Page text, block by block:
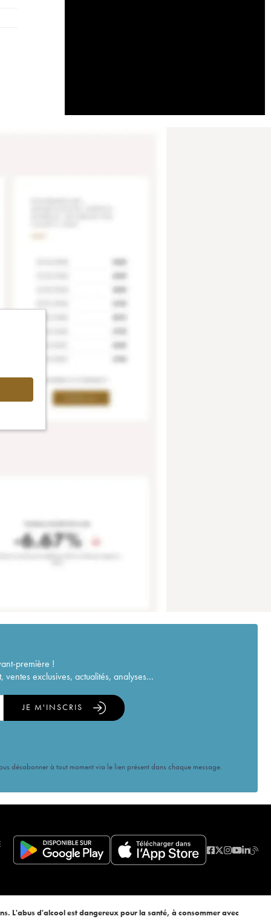
première !
exclusives, actualités, analyses...
JE M'INSCRIS
désabonner à tout moment via le lien présent dans chaque message.
L'abus d'alcool est dangereux pour la santé, à consommer avec